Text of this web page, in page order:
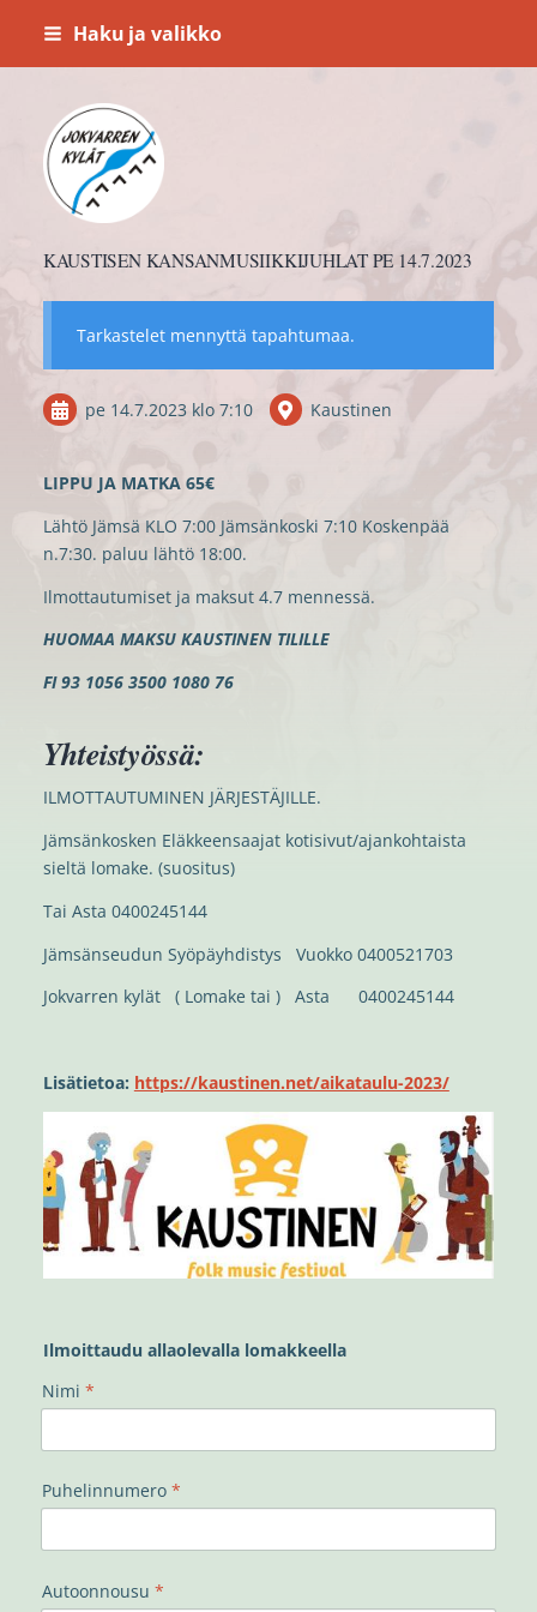
Siirry
Haku ja valikko
Jokvarren kylät ry.
KAUSTISEN KANSANMUSIIKKIJUHLAT PE 14.7.2023
Tarkastelet mennyttä tapahtumaa.
pe 14.7.2023 klo 7:10 Kaustinen
LIPPU JA MATKA 65€
Lähtö Jämsä KLO 7:00 Jämsänkoski 7:10 Koskenpää
n.7:30. paluu lähtö 18:00.
Ilmottautumiset ja maksut 4.7 mennessä.
HUOMAA MAKSU KAUSTINEN TILILLE
FI 93 1056 3500 1080 76
Yhteistyössä:
ILMOTTAUTUMINEN JÄRJESTÄJILLE.
Jämsänkosken Eläkkeensaajat kotisivut/ajankohtaista
sieltä lomake. (suositus)
Tai Asta 0400245144
Jämsänseudun Syöpäyhdistys Vuokko 0400521703
Jokvarren kylät ( Lomake tai ) Asta 0400245144
Lisätietoa: https://kaustinen.net/aikataulu-2023/
Ilmoittaudu allaolevalla lomakkeella
Nimi *
Puhelinnumero*
Autoonnousu *